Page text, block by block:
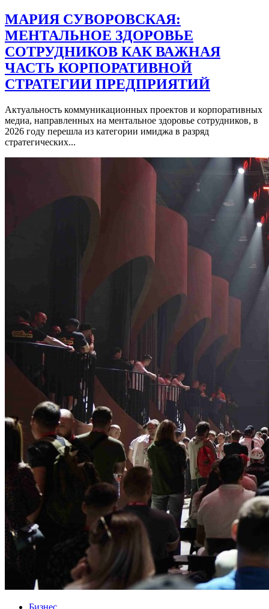
МАРИЯ СУВОРОВСКАЯ:
МЕНТАЛЬНОЕ ЗДОРОВЬЕ
СОТРУДНИКОВ КАК ВАЖНАЯ
ЧАСТЬ КОРПОРАТИВНОЙ
СТРАТЕГИИ ПРЕДПРИЯТИЙ
Актуальность коммуникационных проектов и корпоративных
медиа, направленных на ментальное здоровье сотрудников, в
2026 году перешла из категории имиджа в разряд
стратегических...